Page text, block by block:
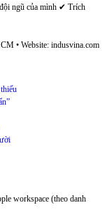
ngũ của mình ✔ Trích
• Website: indusvina.com
workspace (theo danh